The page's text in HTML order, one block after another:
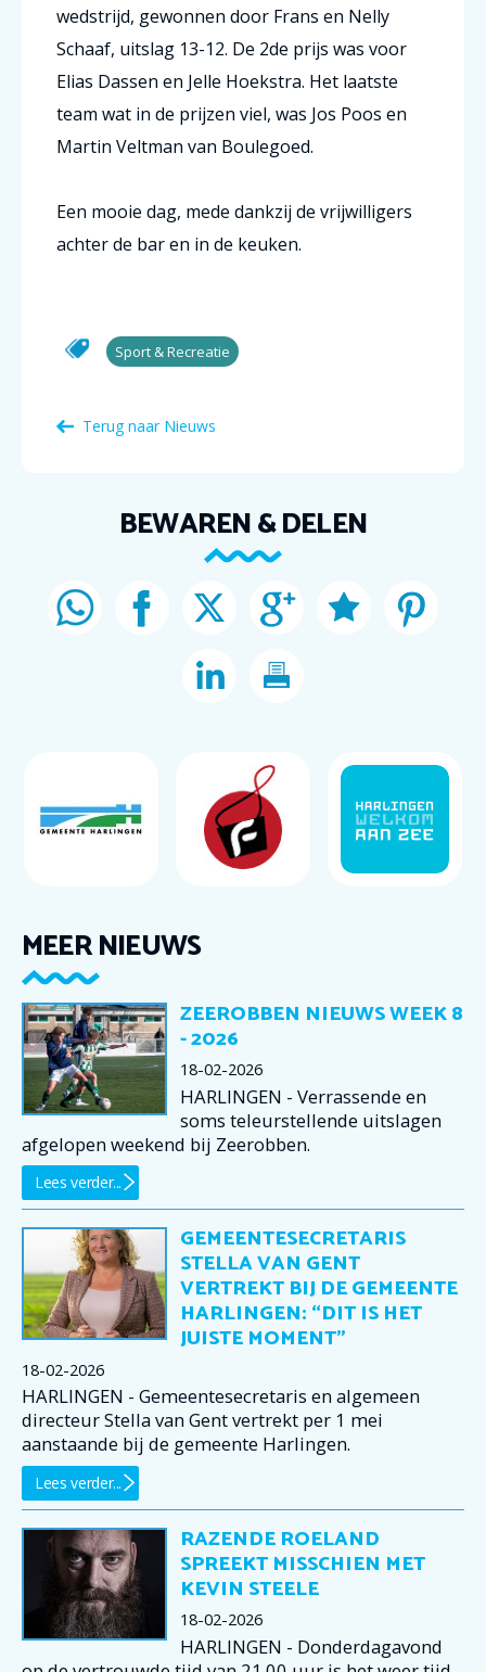
wedstrijd, gewonnen door Frans en Nelly
Schaaf, uitslag 13-12. De 2de prijs was voor
Elias Dassen en Jelle Hoekstra. Het laatste
team wat in de prijzen viel, was Jos Poos en
Martin Veltman van Boulegoed.
Een mooie dag, mede dankzij de vrijwilligers
achter de bar en in de keuken.
Sport & Recreatie
Terug naar Nieuws
BEWAREN & DELEN
MEER NIEUWS
ZEEROBBEN NIEUWS WEEK 8
- 2026
18-02-2026
HARLINGEN - Verrassende en
soms teleurstellende uitslagen
afgelopen weekend bij Zeerobben.
Lees verder...
GEMEENTESECRETARIS
STELLA VAN GENT
VERTREKT BIJ DE GEMEENTE
HARLINGEN: “DIT IS HET
JUISTE MOMENT”
18-02-2026
HARLINGEN - Gemeentesecretaris en algemeen
directeur Stella van Gent vertrekt per 1 mei
aanstaande bij de gemeente Harlingen.
Lees verder...
RAZENDE ROELAND
SPREEKT MISSCHIEN MET
KEVIN STEELE
18-02-2026
HARLINGEN - Donderdagavond